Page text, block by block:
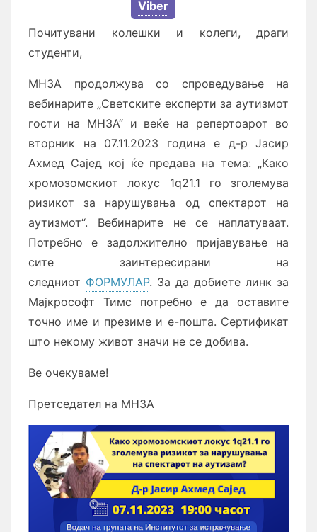
Viber
Почитувани колешки и колеги, драги
студенти,
МНЗА продолжува со спроведување на
вебинарите „Светските експерти за аутизмот
гости на МНЗА“ и веќе на репертоарот во
вторник на 07.11.2023 година е д-р Јасир
Ахмед Сајед кој ќе предава на тема: „Како
хромозомскиот локус 1q21.1 го зголемува
ризикот за нарушувања од спектарот на
аутизмот“. Вебинарите не се наплатуваат.
Потребно е задолжително пријавување на
сите заинтересирани на
следниот ФОРМУЛАР. За да добиете линк за
Мајкрософт Тимс потребно е да оставите
точно име и презиме и е-пошта. Сертификат
што некому живот значи не се добива.
Ве очекуваме!
Претседател на МНЗА